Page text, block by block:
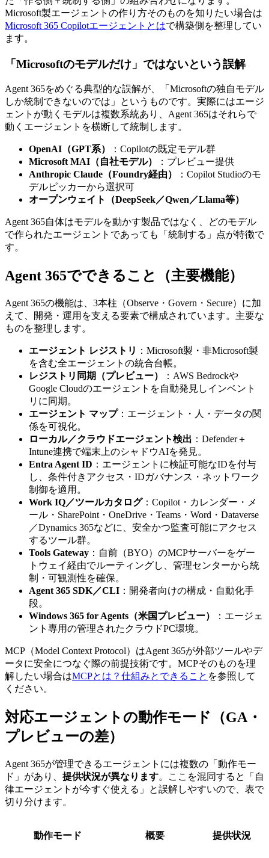
Microsoft製エージェントの作り方そのものを知りたい場合は
Microsoft 365 Copilotエージェントとはで構築側を整理してい
ます。
「Microsoftのモデルだけ」ではないという誤解
Agent 365をめぐる典型的な誤解が、「Microsoftの独自モデル
しか統制できないのでは」というものです。実際にはエージ
ェントが動くモデルは複数系統あり、Agent 365はそれらで
動くエージェントを横断して統制します。
OpenAI（GPT系）
：Copilotの既定モデル群
Microsoft MAI（自社モデル）
：プレビュー提供
Anthropic Claude（Foundry経由）
：Copilot Studioのモ
デルピッカーから選択可
オープンウェイト（DeepSeek／Qwen／Llama等）
Agent 365自体はモデルを動かす製品ではなく、どのモデル
で作られたエージェントであっても「統制する」点が特徴で
す。
Agent 365でできること（主要機能）
Agent 365の機能は、3本柱（Observe・Govern・Secure）に加
えて、開発・運用を支える要素で構成されています。主要な
ものを整理します。
エージェント レジストリ ：Microsoft製・非Microsoft製
を含む全エージェントの統合台帳。
レジストリ同期（プレビュー）
：AWS Bedrockや
Google Cloudのエージェントを自動発見しインベント
リに同期。
エージェント マップ：エージェント・人・データの関
係を可視化。
ローカル／クラウドエージェント検出 ：Defender＋
Intune連携で端末上のシャドウAIを発見。
Entra Agent ID ：エージェントに検証可能なIDを付与
し、条件付きアクセス・IDガバナンス・ネットワーク
制御を適用。
Work IQ／ツールカタログ：Copilot・カレンダー・メ
ール・SharePoint・OneDrive・Teams・Word・Dataverse
／Dynamics 365などに、安全かつ監査可能にアクセス
するツール群。
Tools Gateway ：自前（BYO）のMCPサーバーをゲー
トウェイ経由でルーティングし、管理センターから統
制・可観測性を確保。
Agent 365 SDK／CLI ：開発者向けの構成・自動化手
段。
Windows 365 for Agents（米国プレビュー）
：エージェ
ント専用の管理されたクラウドPC環境。
MCP（Model Context Protocol）はAgent 365が外部ツールやデ
ータに安全につなぐ際の前提技術です。MCPそのものを理
解したい場合はMCPとは？仕組みとできること を参照して
ください。
対応エージェントの動作モード（GA・
プレビューの差）
Agent 365が管理できるエージェントには複数の「動作モー
ド」があり、 提供状況が異なります。ここを混同すると「自
律エージェントが今すぐ使える」と誤解しやすいので、表で
切り分けます。
動作モード 概要 提供状況